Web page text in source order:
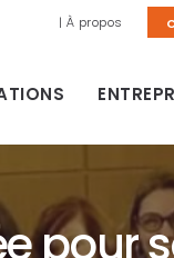
| À propos
pour